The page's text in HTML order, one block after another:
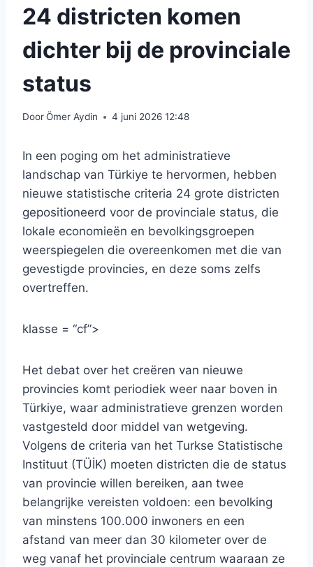
24 districten komen
dichter bij de provinciale
status
DoorÖmer Aydin 4 juni 2026 12:48
In een poging om het administratieve
landschap van Türkiye te hervormen, hebben
nieuwe statistische criteria 24 grote districten
gepositioneerd voor de provinciale status, die
lokale economieën en bevolkingsgroepen
weerspiegelen die overeenkomen met die van
gevestigde provincies, en deze soms zelfs
overtreffen.
klasse = “cf”>
Het debat over het creëren van nieuwe
provincies komt periodiek weer naar boven in
Türkiye, waar administratieve grenzen worden
vastgesteld door middel van wetgeving.
Volgens de criteria van het Turkse Statistische
Instituut (TÜİK) moeten districten die de status
van provincie willen bereiken, aan twee
belangrijke vereisten voldoen: een bevolking
van minstens 100.000 inwoners en een
afstand van meer dan 30 kilometer over de
weg vanaf het provinciale centrum waaraan ze